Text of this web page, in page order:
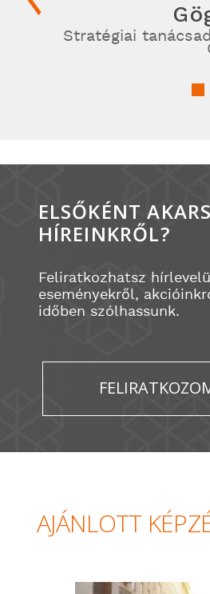
Stratégiai
ELSŐKÉNT
HÍREINKRŐL?
Feliratkozhatsz
eseményekről,
időben szólhassunk.
AJÁNLOTT